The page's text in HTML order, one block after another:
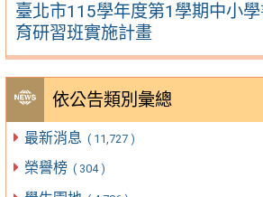
臺北市115學年度第1學期中小
育研習班實施計畫
依公告類別彙總
最新消息 ( 11,727 )
榮譽榜 ( 304 )